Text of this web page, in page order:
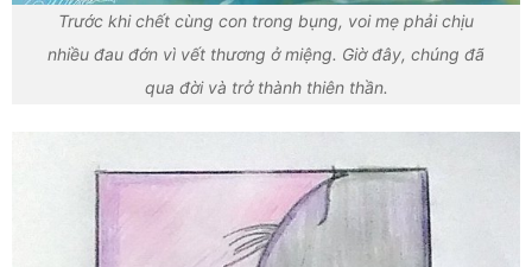
Trước khi chết cùng con trong bụng, voi mẹ phải chịu
nhiều đau đớn vì vết thương ở miệng. Giờ đây, chúng đã
qua đời và trở thành thiên thần.